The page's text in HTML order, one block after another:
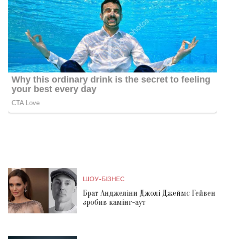
ШОУ-БІЗНЕС
Брат Анджеліни Джолі Джеймс Гейвен
зробив камінг-аут